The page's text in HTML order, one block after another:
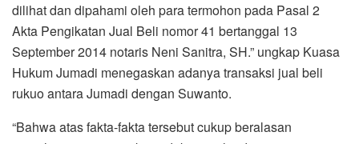
dilihat dan dipahami oleh para termohon pada Pasal 2
Akta Pengikatan Jual Beli nomor 41 bertanggal 13
September 2014 notaris Neni Sanitra, SH.” ungkap Kuasa
Hukum Jumadi menegaskan adanya transaksi jual beli
rukuo antara Jumadi dengan Suwanto.
“Bahwa atas fakta-fakta tersebut cukup beralasan